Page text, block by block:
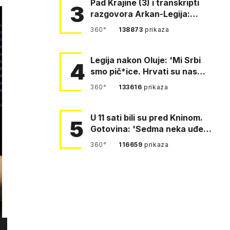
3
Pad Krajine (3) i transkripti
razgovora Arkan-Legija:
'Čujem, prelazite ustašam…
360° 138873prikaza
4 Legija nakon Oluje: 'Mi Srbi
smo pič*ice. Hrvati su nas
pomeli!'
360° 133616prikaza
5
U 11 sati bili su pred Kninom.
Gotovina: 'Sedma neka uđe,
4. gardijska neka g…
360° 116659prikaza